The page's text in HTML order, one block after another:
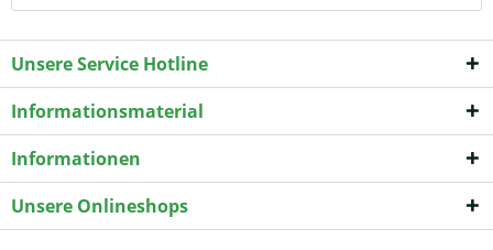
Unsere Service Hotline
Informationsmaterial
Informationen
Unsere Onlineshops